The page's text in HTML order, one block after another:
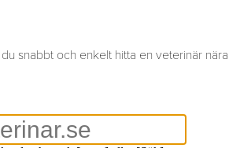
snabbt och enkelt hitta en veterinär